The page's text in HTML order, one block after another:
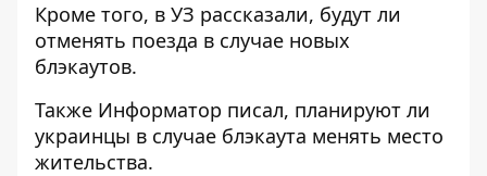
Кроме того, в УЗ рассказали, будут ли
отменять поезда в случае новых
блэкаутов.
Также Информатор писал, планируют ли
украинцы в случае блэкаута менять место
жительства.